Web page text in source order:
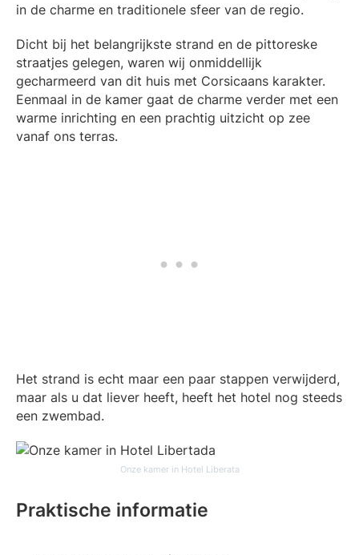
in de charme en traditionele sfeer van de regio.
Dicht bij het belangrijkste strand en de pittoreske
straatjes gelegen, waren wij onmiddellijk
gecharmeerd van dit huis met Corsicaans karakter.
Eenmaal in de kamer gaat de charme verder met een
warme inrichting en een prachtig uitzicht op zee
vanaf ons terras.
Het strand is echt maar een paar stappen verwijderd,
maar als u dat liever heeft, heeft het hotel nog steeds
een zwembad.
Onze kamer in Hotel Liberata
Praktische informatie